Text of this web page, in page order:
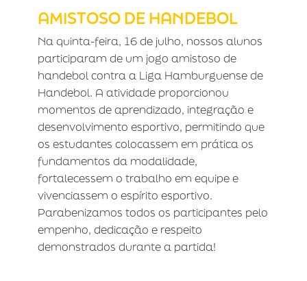
AMISTOSO DE HANDEBOL
Na quinta-feira, 16 de julho, nossos alunos
participaram de um jogo amistoso de
handebol contra a Liga Hamburguense de
Handebol. A atividade proporcionou
momentos de aprendizado, integração e
desenvolvimento esportivo, permitindo que
os estudantes colocassem em prática os
fundamentos da modalidade,
fortalecessem o trabalho em equipe e
vivenciassem o espírito esportivo.
Parabenizamos todos os participantes pelo
empenho, dedicação e respeito
demonstrados durante a partida!